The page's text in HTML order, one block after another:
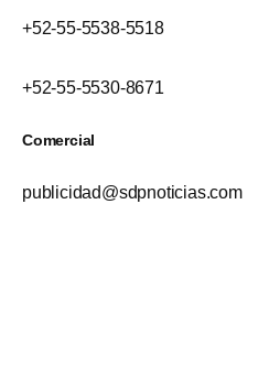
+52-55-5538-5518
+52-55-5530-8671
Comercial
publicidad@sdpnoticias.com